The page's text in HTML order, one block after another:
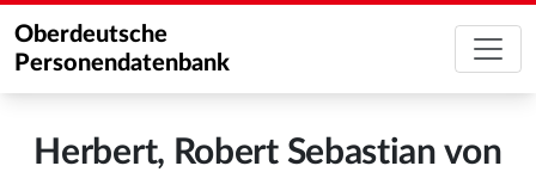
Oberdeutsche
Personendatenbank
Herbert, Robert Sebastian von